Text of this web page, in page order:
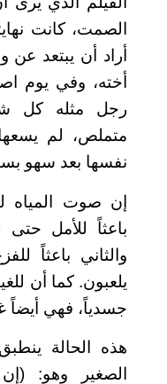
الصمت، كانت
أراد أن يبتعد عن
أخته، وفي يوم
رجل مثله كل
متملص، لم يسعها
نفسها بعد سهو
إن صوت المياه
باعثاً للأمل
والثاني باعثاً
يلعبون. كما أن
جسدياً، فهي أيضاً
هذه الحالة
الصغير وهو: